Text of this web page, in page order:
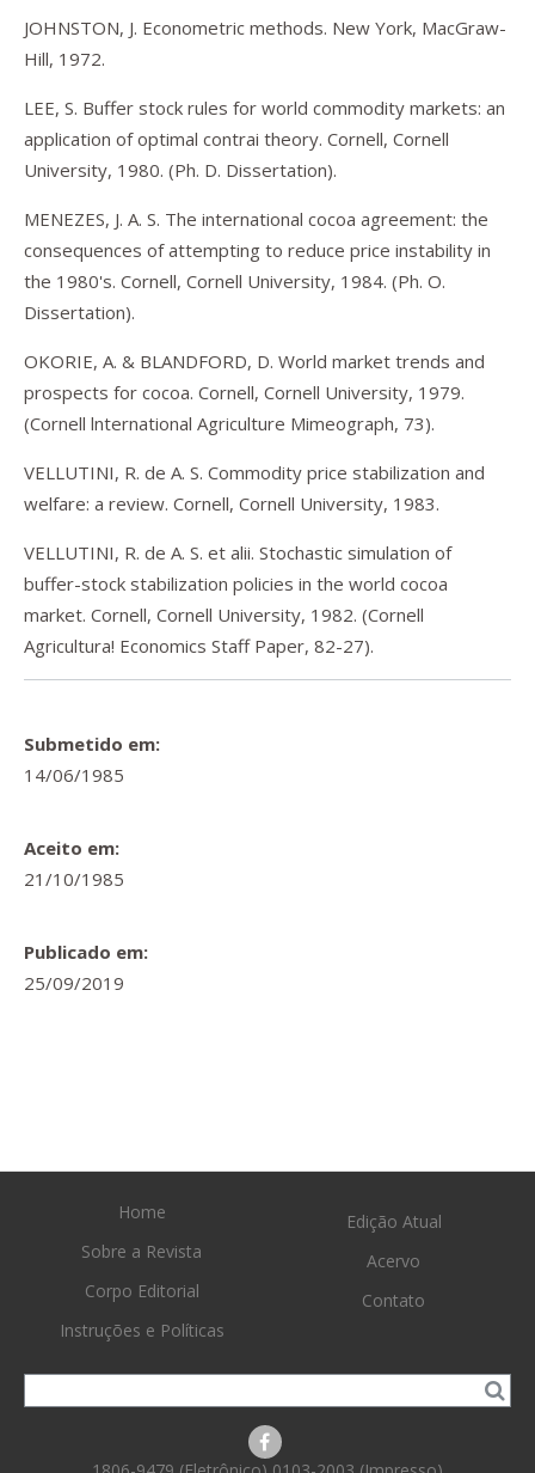
JOHNSTON, J. Econometric methods. New York, MacGraw-
Hill, 1972.
LEE, S. Buffer stock rules for world commodity markets: an
application of optimal contrai theory. Cornell, Cornell
University, 1980. (Ph. D. Dissertation).
MENEZES, J. A. S. The international cocoa agreement: the
consequences of attempting to reduce price instability in
the 1980's. Cornell, Cornell University, 1984. (Ph. O.
Dissertation).
OKORIE, A. & BLANDFORD, D. World market trends and
prospects for cocoa. Cornell, Cornell University, 1979.
(Cornell lnternational Agriculture Mimeograph, 73).
VELLUTINI, R. de A. S. Commodity price stabilization and
welfare: a review. Cornell, Cornell University, 1983.
VELLUTINI, R. de A. S. et alii. Stochastic simulation of
buffer-stock stabilization policies in the world cocoa
market. Cornell, Cornell University, 1982. (Cornell
Agricultura! Economics Staff Paper, 82-27).
Submetido em:
14/06/1985
Aceito em:
21/10/1985
Publicado em:
25/09/2019
Home
Sobre a Revista
Corpo Editorial
Instruções e Políticas
Edição Atual
Acervo
Contato